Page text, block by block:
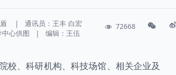
| 通讯员： 王丰 白宏
心供图 | 编辑：王伍
72668
校、科研机构、科技场馆、相关企业及